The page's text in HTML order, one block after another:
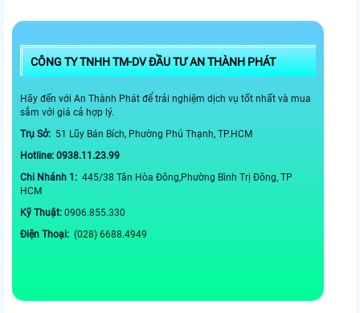
CÔNG TY TNHH TM-DV ĐẦU TƯ AN THÀNH PHÁT
Hãy đến với An Thành Phát để trải nghiệm dịch vụ tốt nhất và mua
sắm với giá cả hợp lý.
Trụ Sở: 51 Lũy Bán Bích, Phường Phú Thạnh, TP.HCM
Hotline: 0938.11.23.99
Chi Nhánh 1: 445/38 Tân Hòa Đông,Phường Bình Trị Đông, TP
HCM
Kỹ Thuật: 0906.855.330
Điện Thoại: (028) 6688.4949